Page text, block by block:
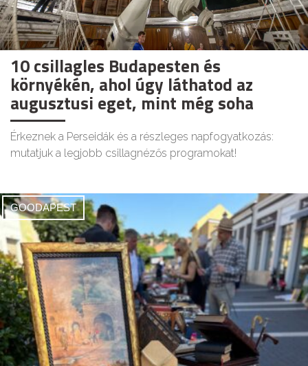
10 csillagles Budapesten és
környékén, ahol úgy láthatod az
augusztusi eget, mint még soha
Érkeznek a Perseidák és a részleges napfogyatkozás:
mutatjuk a legjobb csillagnézős programokat!
GOODAPEST